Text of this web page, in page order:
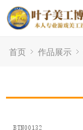
首页 作品展示